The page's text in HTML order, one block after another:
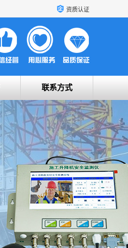
资质认证
联系方式